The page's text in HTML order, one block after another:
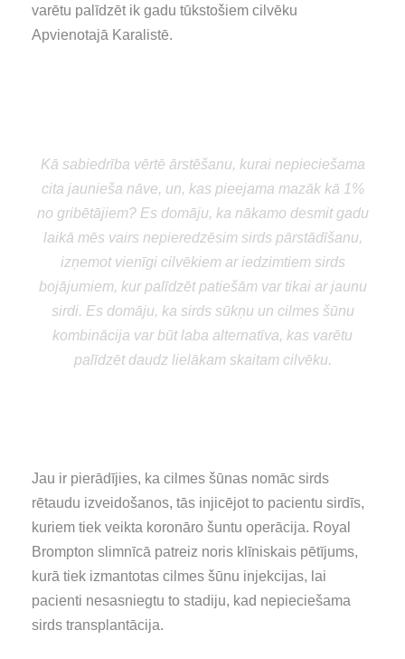
varētu palīdzēt ik gadu tūkstošiem cilvēku
Apvienotajā Karalistē.
Kā sabiedrība vērtē ārstēšanu, kurai nepieciešama
cita jaunieša nāve, un, kas pieejama mazāk kā 1%
no gribētājiem? Es domāju, ka nākamo desmit gadu
laikā mēs vairs nepieredzēsim sirds pārstādīšanu,
izņemot vienīgi cilvēkiem ar iedzimtiem sirds
bojājumiem, kur palīdzēt patiešām var tikai ar jaunu
sirdi. Es domāju, ka sirds sūkņu un cilmes šūnu
kombinācija var būt laba alternatīva, kas varētu
palīdzēt daudz lielākam skaitam cilvēku.
Jau ir pierādījies, ka cilmes šūnas nomāc sirds
rētaudu izveidošanos, tās injicējot to pacientu sirdīs,
kuriem tiek veikta koronāro šuntu operācija. Royal
Brompton slimnīcā patreiz noris klīniskais pētījums,
kurā tiek izmantotas cilmes šūnu injekcijas, lai
pacienti nesasniegtu to stadiju, kad nepieciešama
sirds transplantācija.